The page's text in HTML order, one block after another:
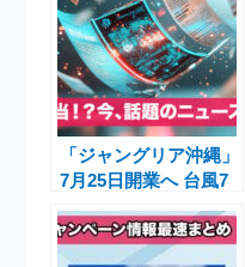
「ジャングリア沖縄」
7月25日開業へ 台風7
対応 ガレッジセー
ル・ゴリも声優参加、